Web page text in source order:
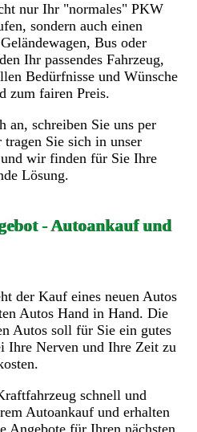
nur Ihr "normales" PKW
sondern auch einen
Bus oder
Ihr passendes Fahrzeug,
Bedürfnisse und Wünsche
zum fairen Preis.
an, schreiben Sie uns per
tragen Sie sich in unser
wir finden für Sie Ihre
Lösung.
- Autoankauf und
der Kauf eines neuen Autos
Autos Hand in Hand. Die
Autos soll für Sie ein gutes
Ihre Nerven und Ihre Zeit zu
schnell und
Autoankauf und erhalten